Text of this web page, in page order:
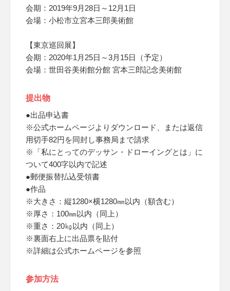
会期：2019年9月28日～12月1日
会場：小松市立宮本三郎美術館
【東京巡回展】
会期：2020年1月25日～3月15日（予定）
会場：世田谷美術館分館 宮本三郎記念美術館
提出物
●出品申込書
※公式ホームページよりダウンロード、または返信
用切手82円を同封し事務局まで請求
※「私にとってのデッサン・ドローイングとは」に
ついて400字以内で記述
●郵便振替払込受領書
●作品
※大きさ：縦1280×横1280㎜以内（額含む）
※厚さ：100㎜以内（同上）
※重さ：20㎏以内（同上）
※裏面右上に出品票を貼付
※詳細は公式ホームページを参照
参加方法